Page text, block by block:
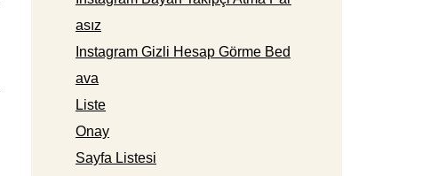
asız
Instagram Gizli Hesap Görme Bed
ava
Liste
Onay
Sayfa Listesi